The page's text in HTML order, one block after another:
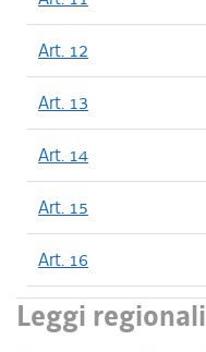
Art. 12
Art. 13
Art. 14
Art. 15
Art. 16
Leggi regionali